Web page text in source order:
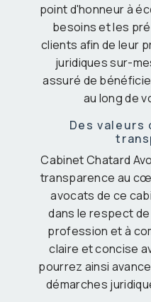
point d'honneur à
besoins et les
clients afin de leur
juridiques sur-
assuré de
au long de
Des
Cabinet Chatard
transparence au
avocats de ce
dans le respect
profession et à
claire et concise
pourrez ainsi
démarches